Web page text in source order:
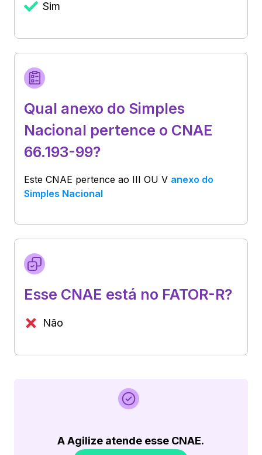
Sim
Qual anexo do Simples
Nacional pertence o CNAE
66.193-99?
Este CNAE pertence ao III OU V anexo do
Simples Nacional
Esse CNAE está no FATOR-R?
Não
A Agilize atende esse CNAE.